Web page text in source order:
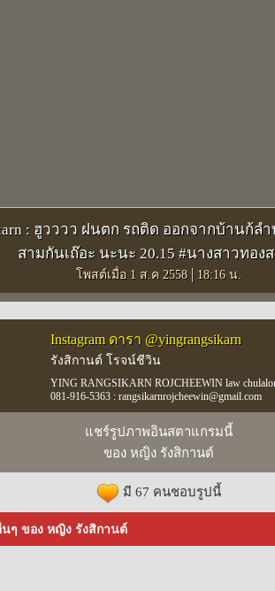
: ฮูวววว ฝนตก รถติด ออกจากบ้านก้ล
สามกันเถ๊อะ นะนะ 20.15 #นางสาวทอง
โพสต์เมื่อ 1 ส.ค 2558 | 18:16 น.
Instagram ดารา @yingrangsikarn
รังสิกานต์ โรจน์ชีวิน
YING RANGSIKARN ROJCHEEWIN law
081-916-5363 : rangsikarnrojcheewin@gmail.com
แชร์รูปภาพอินสตาแกรมนี้
ของ หญิง รังสิกานต์
มี 67 คนชอบรูปนี้
ๆ ของ หญิง รังสิกานต์